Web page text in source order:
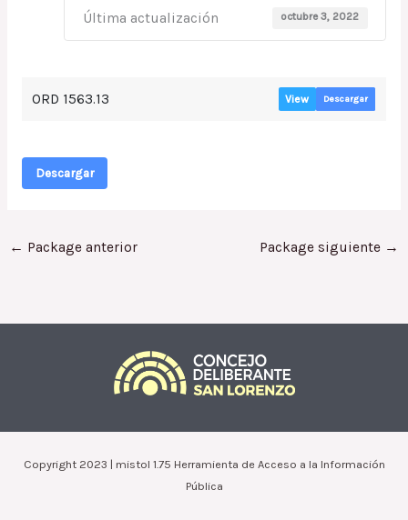
Última actualización octubre 3, 2022
ORD 1563.13 View Descargar
Descargar
← Package anterior Package siguiente →
Copyright 2023 | mistol 1.75 Herramienta de Acceso a la Información
Pública